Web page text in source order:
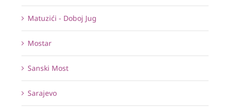
Matuzići - Doboj Jug
Mostar
Sanski Most
Sarajevo